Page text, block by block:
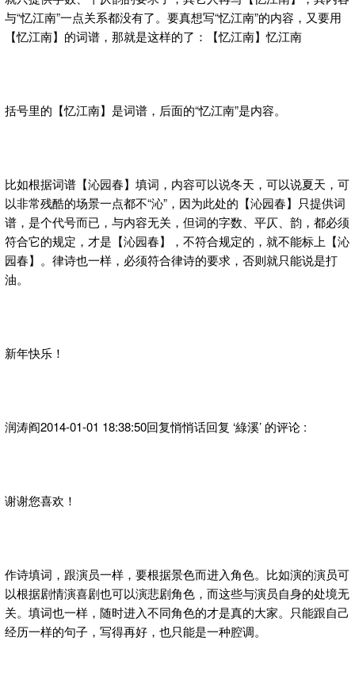
与“忆江南”一点关系都没有了。要真想写“忆江南”的内容，又要用
【忆江南】的词谱，那就是这样的了：【忆江南】忆江南
括号里的【忆江南】是词谱，后面的“忆江南”是内容。
比如根据词谱【沁园春】填词，内容可以说冬天，可以说夏天，可
以非常残酷的场景一点都不“沁”，因为此处的【沁园春】只提供词
谱，是个代号而已，与内容无关，但词的字数、平仄、韵，都必须
符合它的规定，才是【沁园春】，不符合规定的，就不能标上【沁
园春】。律诗也一样，必须符合律诗的要求，否则就只能说是打
油。
新年快乐！
润涛阎2014-01-01 18:38:50回复悄悄话回复 ‘綠溪’ 的评论 :
谢谢您喜欢！
作诗填词，跟演员一样，要根据景色而进入角色。比如演的演员可
以根据剧情演喜剧也可以演悲剧角色，而这些与演员自身的处境无
关。填词也一样，随时进入不同角色的才是真的大家。只能跟自己
经历一样的句子，写得再好，也只能是一种腔调。